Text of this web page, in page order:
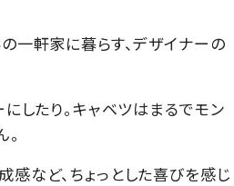
一軒家に暮らす、デザイナーの
したり。キャベツはまるでモン
など、ちょっとした喜びを感じ